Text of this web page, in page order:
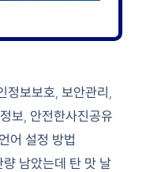
정보보호 ,보안관리
보 안전한사진공유
어 설정 방법
남았는데 탄 맛 날